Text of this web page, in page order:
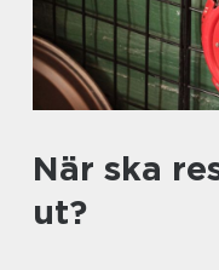
När ska
ut?